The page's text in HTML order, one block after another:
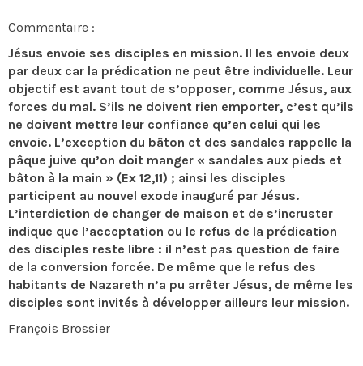
Commentaire :
Jésus envoie ses disciples en mission. Il les envoie deux
par deux car la prédication ne peut être individuelle. Leur
objectif est avant tout de s’opposer, comme Jésus, aux
forces du mal. S’ils ne doivent rien emporter, c’est qu’ils
ne doivent mettre leur confiance qu’en celui qui les
envoie. L’exception du bâton et des sandales rappelle la
pâque juive qu’on doit manger « sandales aux pieds et
bâton à la main » (Ex 12,11) ; ainsi les disciples
participent au nouvel exode inauguré par Jésus.
L’interdiction de changer de maison et de s’incruster
indique que l’acceptation ou le refus de la prédication
des disciples reste libre : il n’est pas question de faire
de la conversion forcée. De même que le refus des
habitants de Nazareth n’a pu arrêter Jésus, de même les
disciples sont invités à développer ailleurs leur mission.
François Brossier